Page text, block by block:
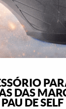
DAS
DE SELF